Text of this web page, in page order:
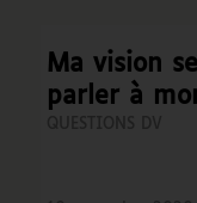
Ma vision
parler à